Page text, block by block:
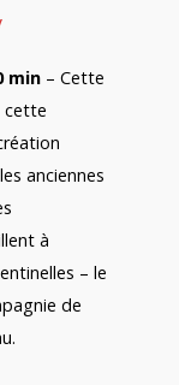
min – Cette
cette
anciennes
à
– le
de